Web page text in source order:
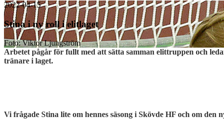
2022-04-15
Stina i ny roll i elitlaget
Foto: Viktor Ljungström
Arbetet pågår för fullt med att sätta samman elittruppen och
tränare i laget.
Vi frågade Stina lite om hennes säsong i Skövde HF och om den